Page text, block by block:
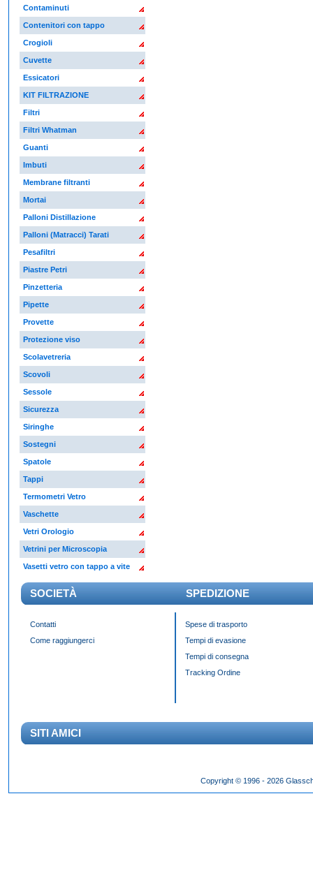
Contaminuti
Contenitori con tappo
Crogioli
Cuvette
Essicatori
KIT FILTRAZIONE
Filtri
Filtri Whatman
Guanti
Imbuti
Membrane filtranti
Mortai
Palloni Distillazione
Palloni (Matracci) Tarati
Pesafiltri
Piastre Petri
Pinzetteria
Pipette
Provette
Protezione viso
Scolavetreria
Scovoli
Sessole
Sicurezza
Siringhe
Sostegni
Spatole
Tappi
Termometri Vetro
Vaschette
Vetri Orologio
Vetrini per Microscopia
Vasetti vetro con tappo a vite
SOCIETÀ SPEDIZIONE
Contatti
Come raggiungerci
Spese di trasporto
Tempi di evasione
Tempi di consegna
Tracking Ordine
SITI AMICI
dessen klassisches Erscheinungsbild über
Copyright © 1996 - 2026